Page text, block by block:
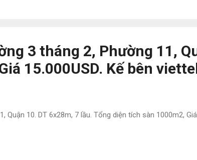
3 tháng 2, Phường 11,
15.000USD. Kế bên
10. DT 6x28m, 7 lầu. Tổng diện tích sàn 1000m2,